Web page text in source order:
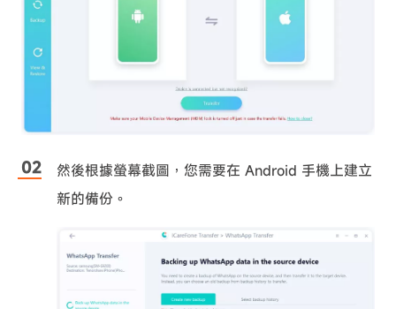
然後根據螢幕截圖，您需要在 Android 手機上建立
新的備份。